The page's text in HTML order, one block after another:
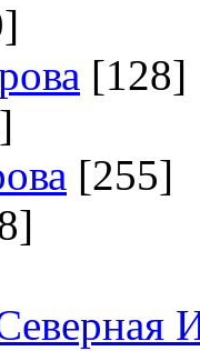
[128]
[255]